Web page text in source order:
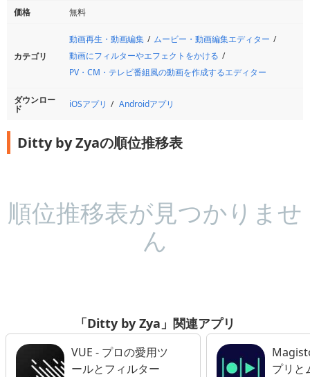
価格
無料
カテゴリ
動画再生・動画編集
ムービー・動画編集エディター
動画にフィルターやエフェクトをかける
PV・CM・テレビ番組風の動画を作成するエディター
ダウンロー
ド iOSアプリ Androidアプリ
Ditty by Zyaの順位推移表
順位推移表が見つかりませ
ん
「Ditty by Zya」関連アプリ
VUE - プロの愛用ツ
ールとフィルター
プリと